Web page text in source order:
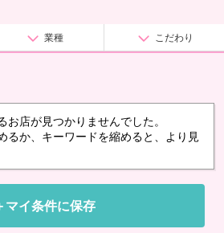
業種 こだわり
お店が見つかりませんでした。
るか、キーワードを縮めると、より見
マイ条件に保存